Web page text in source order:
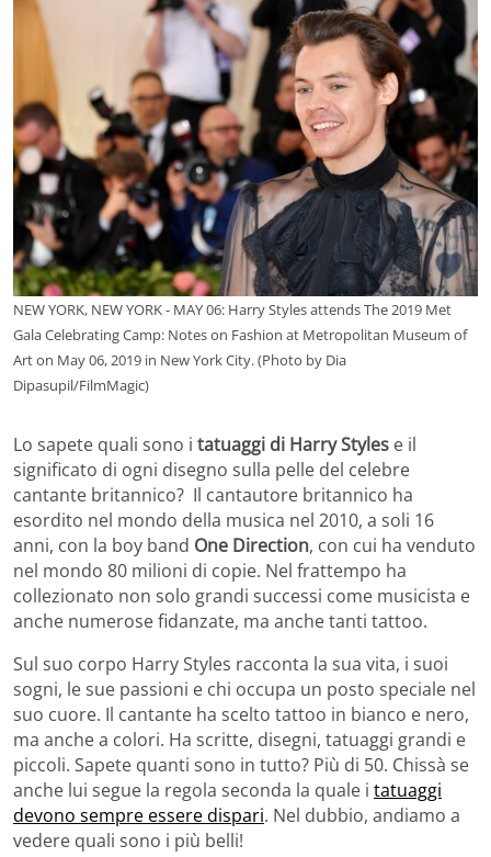
NEW YORK, NEW YORK - MAY 06: Harry Styles attends The 2019 Met
Gala Celebrating Camp: Notes on Fashion at Metropolitan Museum of
Art on May 06, 2019 in New York City. (Photo by Dia
Dipasupil/FilmMagic)
Lo sapete quali sono i tatuaggi di Harry Styles e il
significato di ogni disegno sulla pelle del celebre
cantante britannico? Il cantautore britannico ha
esordito nel mondo della musica nel 2010, a soli 16
anni, con la boy band One Direction, con cui ha venduto
nel mondo 80 milioni di copie. Nel frattempo ha
collezionato non solo grandi successi come musicista e
anche numerose fidanzate, ma anche tanti tattoo.
Sul suo corpo Harry Styles racconta la sua vita, i suoi
sogni, le sue passioni e chi occupa un posto speciale nel
suo cuore. Il cantante ha scelto tattoo in bianco e nero,
ma anche a colori. Ha scritte, disegni, tatuaggi grandi e
piccoli. Sapete quanti sono in tutto? Più di 50. Chissà se
anche lui segue la regola seconda la quale i tatuaggi
devono sempre essere dispari. Nel dubbio, andiamo a
vedere quali sono i più belli!